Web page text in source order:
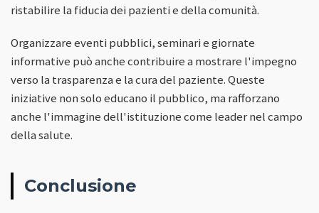
ristabilire la fiducia dei pazienti e della comunità.
Organizzare eventi pubblici, seminari e giornate
informative può anche contribuire a mostrare l'impegno
verso la trasparenza e la cura del paziente. Queste
iniziative non solo educano il pubblico, ma rafforzano
anche l'immagine dell'istituzione come leader nel campo
della salute.
Conclusione